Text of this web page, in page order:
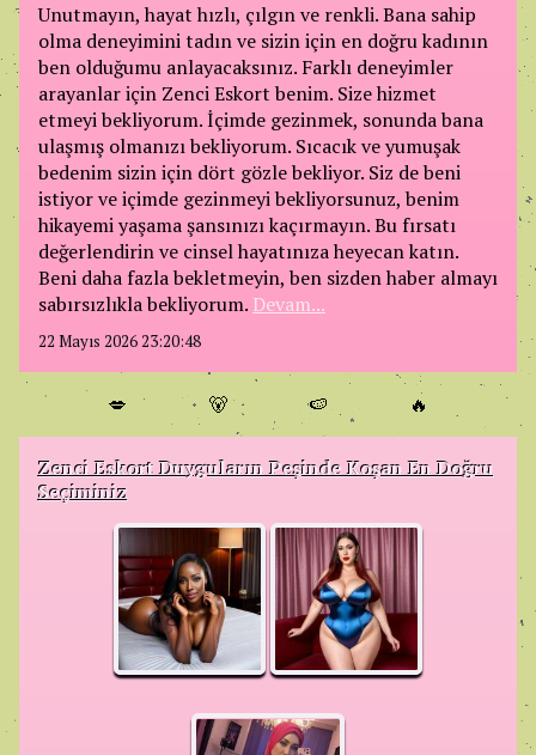
Unutmayın, hayat hızlı, çılgın ve renkli. Bana sahip
olma deneyimini tadın ve sizin için en doğru kadının
ben olduğumu anlayacaksınız. Farklı deneyimler
arayanlar için Zenci Eskort benim. Size hizmet
etmeyi bekliyorum. İçimde gezinmek, sonunda bana
ulaşmış olmanızı bekliyorum. Sıcacık ve yumuşak
bedenim sizin için dört gözle bekliyor. Siz de beni
istiyor ve içimde gezinmeyi bekliyorsunuz, benim
hikayemi yaşama şansınızı kaçırmayın. Bu fırsatı
değerlendirin ve cinsel hayatınıza heyecan katın.
Beni daha fazla bekletmeyin, ben sizden haber almayı
sabırsızlıkla bekliyorum. Devam...
22 Mayıs 2026 23:20:48
💋 🐻 🍉 🔥
Zenci Eskort Duyguların Peşinde Koşan En Doğru
Seçiminiz